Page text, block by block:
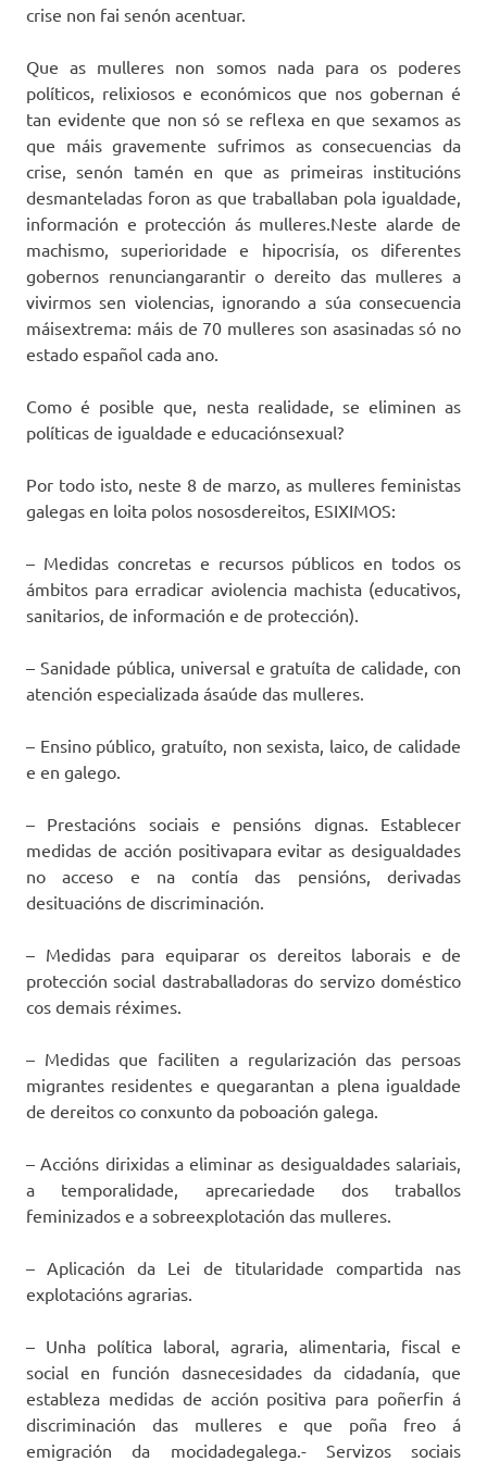
crise non fai senón acentuar.
Que as mulleres non somos nada para os poderes
políticos, relixiosos e económicos que nos gobernan é
tan evidente que non só se reflexa en que sexamos as
que máis gravemente sufrimos as consecuencias da
crise, senón tamén en que as primeiras institucións
desmanteladas foron as que traballaban pola igualdade,
información e protección ás mulleres.Neste alarde de
machismo, superioridade e hipocrisía, os diferentes
gobernos renunciangarantir o dereito das mulleres a
vivirmos sen violencias, ignorando a súa consecuencia
máisextrema: máis de 70 mulleres son asasinadas só no
estado español cada ano.
Como é posible que, nesta realidade, se eliminen as
políticas de igualdade e educaciónsexual?
Por todo isto, neste 8 de marzo, as mulleres feministas
galegas en loita polos nososdereitos, ESIXIMOS:
– Medidas concretas e recursos públicos en todos os
ámbitos para erradicar aviolencia machista (educativos,
sanitarios, de información e de protección).
– Sanidade pública, universal e gratuíta de calidade, con
atención especializada ásaúde das mulleres.
– Ensino público, gratuíto, non sexista, laico, de calidade
e en galego.
– Prestacións sociais e pensións dignas. Establecer
medidas de acción positivapara evitar as desigualdades
no acceso e na contía das pensións, derivadas
desituacións de discriminación.
– Medidas para equiparar os dereitos laborais e de
protección social dastraballadoras do servizo doméstico
cos demais réximes.
– Medidas que faciliten a regularización das persoas
migrantes residentes e quegarantan a plena igualdade
de dereitos co conxunto da poboación galega.
– Accións dirixidas a eliminar as desigualdades salariais,
a temporalidade, aprecariedade dos traballos
feminizados e a sobreexplotación das mulleres.
– Aplicación da Lei de titularidade compartida nas
explotacións agrarias.
– Unha política laboral, agraria, alimentaria, fiscal e
social en función dasnecesidades da cidadanía, que
estableza medidas de acción positiva para poñerfin á
discriminación das mulleres e que poña freo á
emigración da mocidadegalega.- Servizos sociais